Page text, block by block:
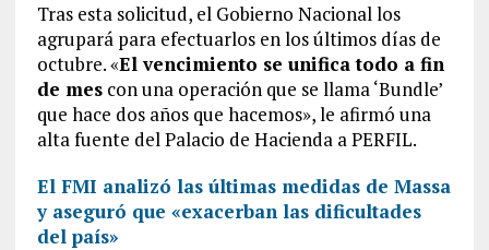
Tras esta solicitud, el Gobierno Nacional los
agrupará para efectuarlos en los últimos días de
octubre. «El vencimiento se unifica todo a fin
de mescon una operación que se llama ‘Bundle’
que hace dos años que hacemos», le afirmó una
alta fuente del Palacio de Hacienda a PERFIL.
El FMI analizó las últimas medidas de Massa
y aseguró que «exacerban las dificultades
del país»